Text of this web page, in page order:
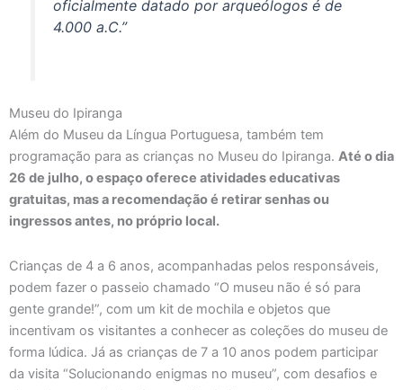
oficialmente datado por arqueólogos é de
4.000 a.C.”
Museu do Ipiranga
Além do Museu da Língua Portuguesa, também tem
programação para as crianças no Museu do Ipiranga. Até o dia
26 de julho, o espaço oferece atividades educativas
gratuitas, mas a recomendação é retirar senhas ou
ingressos antes, no próprio local.
Crianças de 4 a 6 anos, acompanhadas pelos responsáveis,
podem fazer o passeio chamado “O museu não é só para
gente grande!”, com um kit de mochila e objetos que
incentivam os visitantes a conhecer as coleções do museu de
forma lúdica. Já as crianças de 7 a 10 anos podem participar
da visita “Solucionando enigmas no museu”, com desafios e